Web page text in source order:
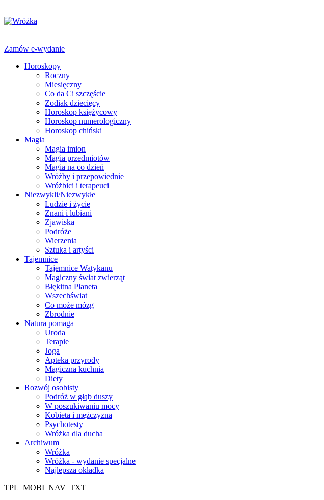
Zamów e-wydanie
Horoskopy
Roczny
Miesięczny
Co da Ci szczęście
Zodiak dziecięcy
Horoskop księżycowy
Horoskop numerologiczny
Horoskop chiński
Magia
Magia imion
Magia przedmiotów
Magia na co dzień
Wróżby i przepowiednie
Wróżbici i terapeuci
Niezwykli/Niezwykłe
Ludzie i życie
Znani i lubiani
Zjawiska
Podróże
Wierzenia
Sztuka i artyści
Tajemnice
Tajemnice Watykanu
Magiczny świat zwierząt
Błękitna Planeta
Wszechświat
Co może mózg
Zbrodnie
Natura pomaga
Uroda
Terapie
Joga
Apteka przyrody
Magiczna kuchnia
Diety
Rozwój osobisty
Podróż w głąb duszy
W poszukiwaniu mocy
Kobieta i mężczyzna
Psychotesty
Wróżka dla ducha
Archiwum
Wróżka
Wróżka - wydanie specjalne
Najlepsza okładka
TPL_MOBI_NAV_TXT